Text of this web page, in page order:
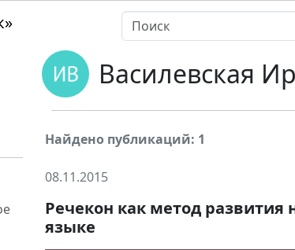
Василевская
Найдено публикаций: 1
08.11.2015
Речекон как метод
языке